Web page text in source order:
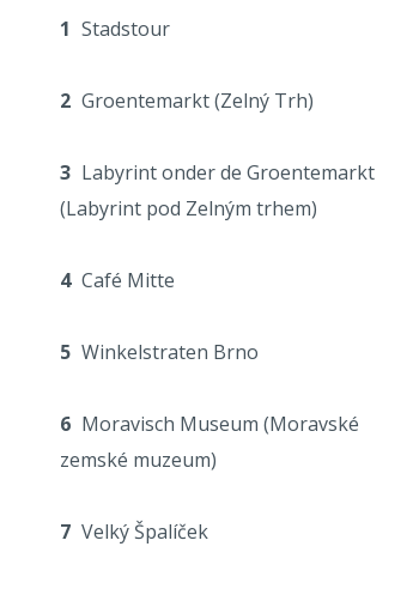
1 Stadstour
2 Groentemarkt (Zelný Trh)
3 Labyrint onder de Groentemarkt
(Labyrint pod Zelným trhem)
4 Café Mitte
5 Winkelstraten Brno
6 Moravisch Museum (Moravské
zemské muzeum)
7 Velký Špalíček